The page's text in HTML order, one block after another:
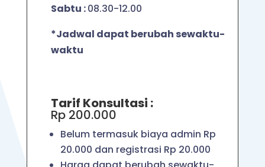
Sabtu :08.30-12.00
*Jadwal dapat berubah sewaktu-
waktu
Tarif Konsultasi :
Rp 200.000
Belum termasuk biaya admin Rp
20.000 dan registrasi Rp 20.000